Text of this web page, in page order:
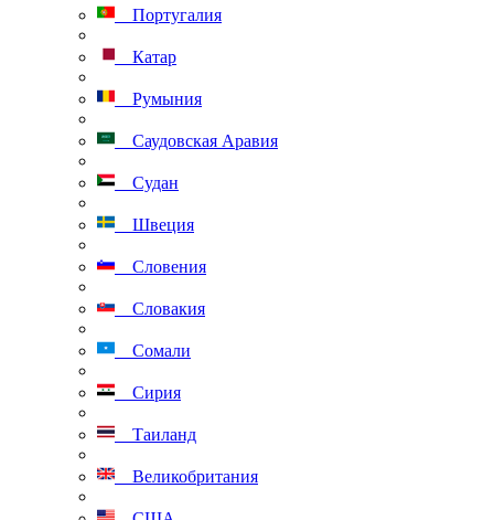
Португалия
Катар
Румыния
Саудовская Аравия
Судан
Швеция
Словения
Словакия
Сомали
Сирия
Таиланд
Великобритания